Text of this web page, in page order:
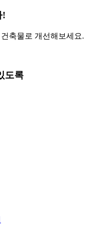
!
축물로 개선해보세요.
도록